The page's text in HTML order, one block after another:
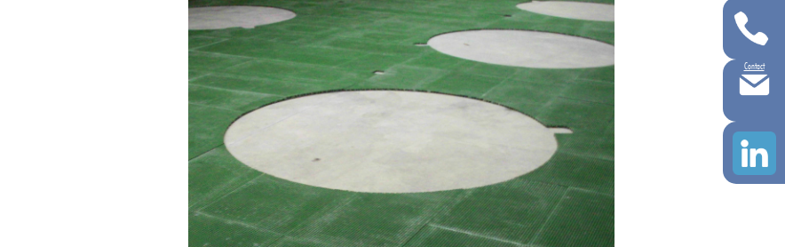
Contact